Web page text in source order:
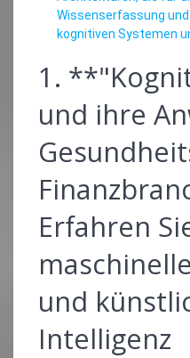
Wissenserfassung
kognitiven Systemen
1.
und ihre
Erfahren
und
Intelligenz